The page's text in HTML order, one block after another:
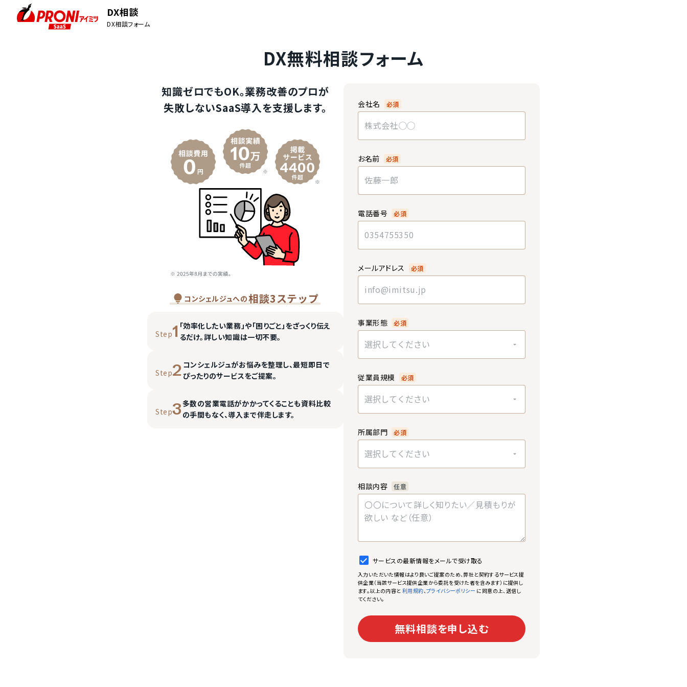
DX相談
DX相談フォーム
DX無料相談フォーム
知識ゼロでもOK。業務改善のプロが
失敗しないSaaS導入を支援します。
コンシェルジュへの相談3ステップ
Step1 「効率化したい業務」や「困りごと」をざっくり伝え
るだけ。詳しい知識は一切不要。
Step2 コンシェルジュがお悩みを整理し、最短即日で
ぴったりのサービスをご提案。
Step3多数の営業電話がかかってくることも資料比較
の手間もなく、導入まで伴走します。
会社名 必須
お名前 必須
電話番号 必須
メールアドレス 必須
事業形態 必須
選択してください
従業員規模 必須
選択してください
所属部門 必須
選択してください
相談内容 任意
サービスの最新情報をメールで受け取る
入力いただいた情報はより良いご提案のため、弊社と契約するサービス提
供企業（当該サービス提供企業から委託を受けた者を含みます）に提供し
ます。以上の内容と利用規約、プライバシーポリシー に同意の上、送信し
てください。
無料相談を申し込む